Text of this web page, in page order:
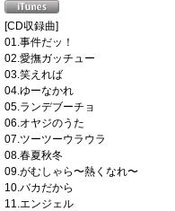
[CD収録曲]
01.事件だッ！
02.愛撫ガッチュー
03.笑えれば
04.ゆーなかれ
05.ランデブーチョ
06.オヤジのうた
07.ツーツーウラウラ
08.春夏秋冬
09.がむしゃら〜熱くなれ〜
10.バカだから
11.エンジェル